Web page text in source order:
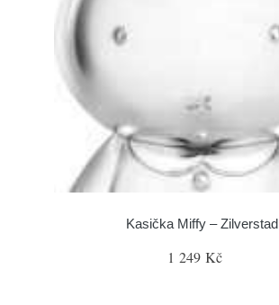
Kasička Miffy – Zilverstad
1 249 Kč